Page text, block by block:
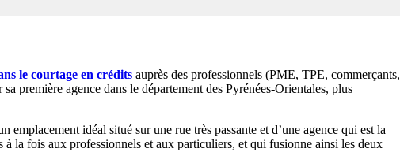
le courtage en crédits auprès des professionnels (PME, TPE, commerçants,
première agence dans le département des Pyrénées-Orientales, plus
emplacement idéal situé sur une rue très passante et d’une agence qui est la
à la fois aux professionnels et aux particuliers, et qui fusionne ainsi les deux